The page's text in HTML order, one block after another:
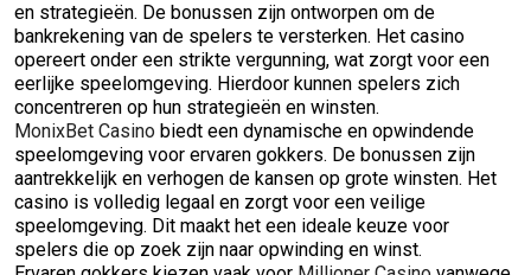
en strategieën. De bonussen zijn ontworpen om de
bankrekening van de spelers te versterken. Het casino
opereert onder een strikte vergunning, wat zorgt voor een
eerlijke speelomgeving. Hierdoor kunnen spelers zich
concentreren op hun strategieën en winsten.
MonixBet Casino biedt een dynamische en opwindende
speelomgeving voor ervaren gokkers. De bonussen zijn
aantrekkelijk en verhogen de kansen op grote winsten. Het
casino is volledig legaal en zorgt voor een veilige
speelomgeving. Dit maakt het een ideale keuze voor
spelers die op zoek zijn naar opwinding en winst.